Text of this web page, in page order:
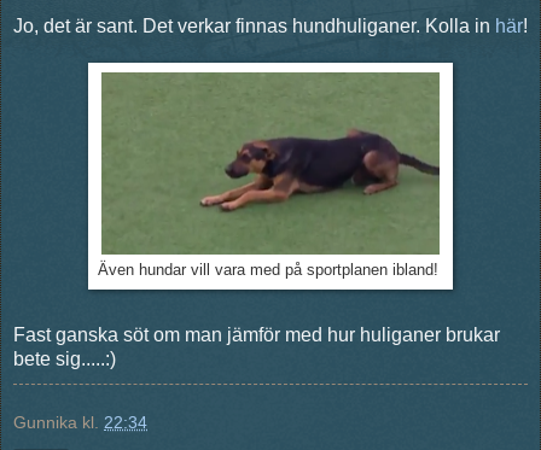
Jo, det är sant. Det verkar finnas hundhuliganer. Kolla in här!
Även hundar vill vara med på sportplanen ibland!
Fast ganska söt om man jämför med hur huliganer brukar
bete sig.....:)
Gunnika kl. 22:34